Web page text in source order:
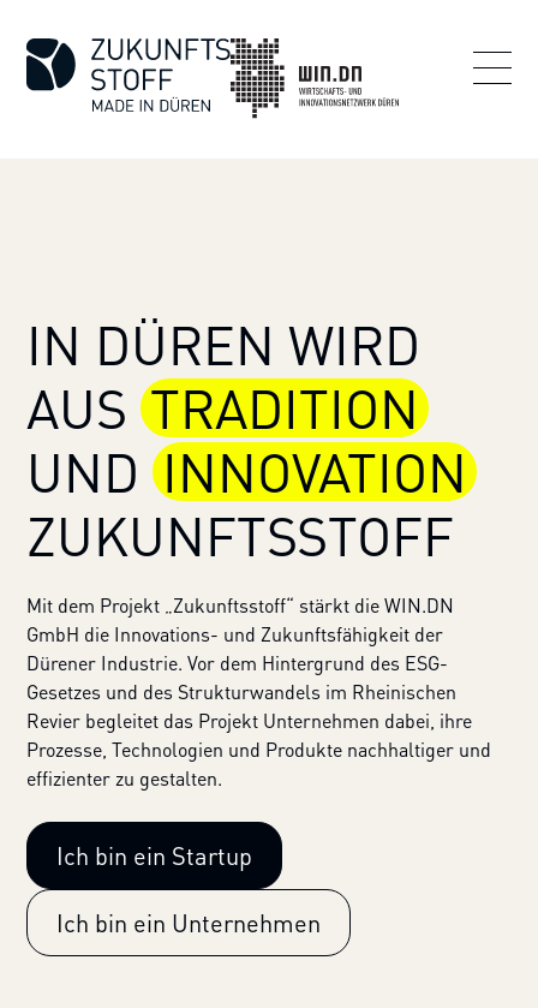
IN DÜREN WIRD
AUSTRADITION
UNDINNOVATION
ZUKUNFTS­STOFF
Mit dem Projekt „Zukunftsstoff“ stärkt die WIN.DN
GmbH die Innovations- und Zukunftsfähigkeit der
Dürener Industrie. Vor dem Hintergrund des ESG-
Gesetzes und des Strukturwandels im Rheinischen
Revier begleitet das Projekt Unternehmen dabei, ihre
Prozesse, Technologien und Produkte nachhaltiger und
effizienter zu gestalten.
Ich bin ein Startup
Ich bin ein Unternehmen